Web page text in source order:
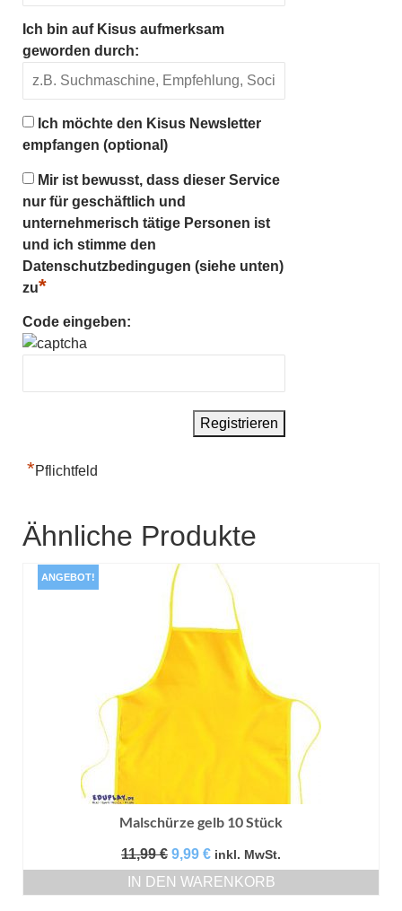
Ich bin auf Kisus aufmerksam
geworden durch:
Ich möchte den Kisus Newsletter
empfangen (optional)
Mir ist bewusst, dass dieser Service
nur für geschäftlich und
unternehmerisch tätige Personen ist
und ich stimme den
Datenschutzbedingugen (siehe unten)
zu*
Code eingeben:
*Pflichtfeld
Ähnliche Produkte
ANGEBOT!
Malschürze gelb 10 Stück
11,99€ Ursprünglicher
Preis
war:
9,99 €Aktueller
Preis
ist:
inkl. MwSt.
IN DEN WARENKORB